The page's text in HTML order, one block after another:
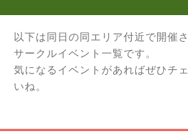
以下は同日の同エリア付近で開催
サークルイベント一覧です。
気になるイベントがあればぜひチ
いね。